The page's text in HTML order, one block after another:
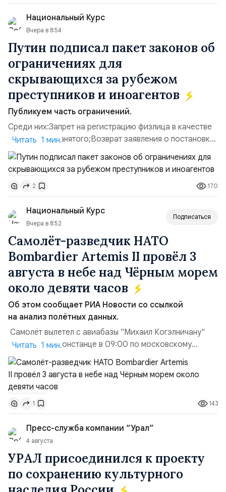
использовавшиеся для хранения военного
имущества ВСУ; Сортировочны...
Национальный Курс
Вчера в 8:54
Путин подписал пакет законов об
ограничениях для
скрывающихся за рубежом
преступников и иноагентов
Публикуем часть ограничений.
Среди них:Запрет на регистрацию физлица в качестве
ИП или самозанятого;Возврат заявления о постановке
недвижимости на кадастровый учет;Ограничение
водительских прав;Запрет регистрации транспортных
средств и на заключение сделок по
доверенности;Отказ в заключении кредитного
договора, предоставлении государственных и
муниципальных услуг онл...
Читать 1 мин.
2 170
Национальный Курс
Вчера в 8:52
Подписаться
Самолёт-разведчик НАТО
Bombardier Artemis II провёл 3
августа в небе над Чёрным морем
около девяти часов
Об этом сообщает РИА Новости со ссылкой
на анализ полётных данных.
Самолёт вылетел с авиабазы "Михаил Когэлничану"
в румынской Констанце в 09:00 по московскому
времени и направился по прямой к турецко-грузинской
границе. На базу самолёт вернулся после 18 часов,
совершив три облёта примерно по одной
траектории.Не исключено, что Artemis II участвовал в
наведени...
Читать 1 мин.
1 143
Пресс-служба компании “Урал”
4 августа
УРАЛ присоединился к проекту
по сохранению культурного